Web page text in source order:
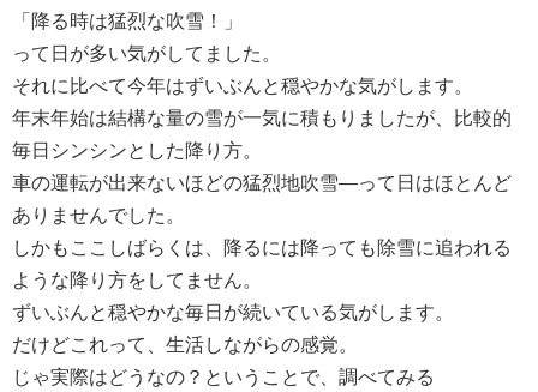
「降る時は猛烈な吹雪！」
って日が多い気がしてました。
それに比べて今年はずいぶんと穏やかな気がします。
年末年始は結構な量の雪が一気に積もりましたが、比較的
毎日シンシンとした降り方。
車の運転が出来ないほどの猛烈地吹雪―って日はほとんど
ありませんでした。
しかもここしばらくは、降るには降っても除雪に追われる
ような降り方をしてません。
ずいぶんと穏やかな毎日が続いている気がします。
だけどこれって、生活しながらの感覚。
じゃ実際はどうなの？ということで、調べてみる